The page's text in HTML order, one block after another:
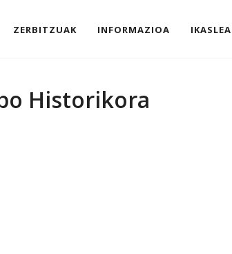
ZERBITZUAK INFORMAZIOA IKASLEA
Historikora